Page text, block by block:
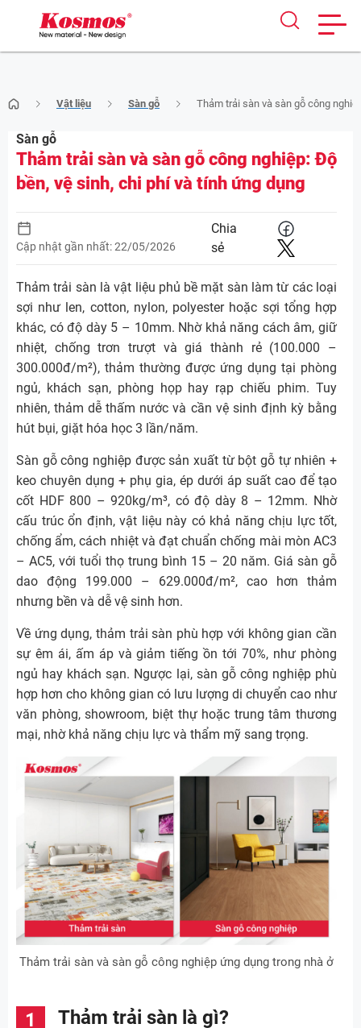
to
content
Vật liệu Sàn gỗ Thảm trải sàn và sàn gỗ công
Sàn gỗ
Thảm trải sàn và sàn gỗ công nghiệp: Độ
bền, vệ sinh, chi phí và tính ứng dụng
Cập nhật gần nhất: 22/05/2026
Chia
sẻ
Thảm trải sàn là vật liệu phủ bề mặt sàn làm từ các loại
sợi như len, cotton, nylon, polyester hoặc sợi tổng hợp
khác, có độ dày 5 – 10mm. Nhờ khả năng cách âm, giữ
nhiệt, chống trơn trượt và giá thành rẻ (100.000 –
300.000đ/m²), thảm thường được ứng dụng tại phòng
ngủ, khách sạn, phòng họp hay rạp chiếu phim. Tuy
nhiên, thảm dễ thấm nước và cần vệ sinh định kỳ bằng
hút bụi, giặt hóa học 3 lần/năm.
Sàn gỗ công nghiệp được sản xuất từ bột gỗ tự nhiên +
keo chuyên dụng + phụ gia, ép dưới áp suất cao để tạo
cốt HDF 800 – 920kg/m³, có độ dày 8 – 12mm. Nhờ
cấu trúc ổn định, vật liệu này có khả năng chịu lực tốt,
chống ẩm, cách nhiệt và đạt chuẩn chống mài mòn AC3
– AC5, với tuổi thọ trung bình 15 – 20 năm. Giá sàn gỗ
dao động 199.000 – 629.000đ/m², cao hơn thảm
nhưng bền và dễ vệ sinh hơn.
Về ứng dụng, thảm trải sàn phù hợp với không gian cần
sự êm ái, ấm áp và giảm tiếng ồn tới 70%, như phòng
ngủ hay khách sạn. Ngược lại, sàn gỗ công nghiệp phù
hợp hơn cho không gian có lưu lượng di chuyển cao như
văn phòng, showroom, biệt thự hoặc trung tâm thương
mại, nhờ khả năng chịu lực và thẩm mỹ sang trọng.
Thảm trải sàn và sàn gỗ công nghiệp ứng dụng trong nhà ở
Thảm trải sàn là gì?